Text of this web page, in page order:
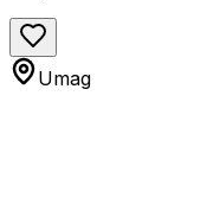
Umag